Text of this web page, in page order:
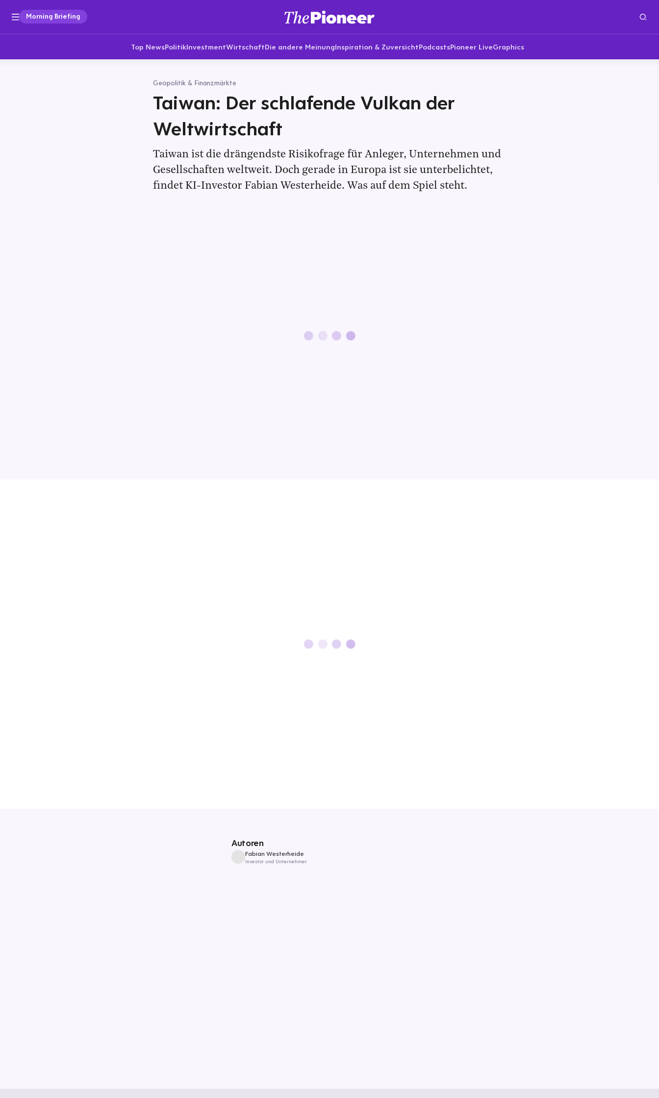
Morning Briefing
Top NewsPolitikInvestmentWirtschaftDie andere MeinungInspiration & ZuversichtPodcastsPioneer LiveGraphics
Geopolitik & Finanzmärkte
Taiwan: Der schlafende Vulkan der
Weltwirtschaft
Taiwan ist die drängendste Risikofrage für Anleger, Unternehmen und
Gesellschaften weltweit. Doch gerade in Europa ist sie unterbelichtet,
findet KI-Investor Fabian Westerheide. Was auf dem Spiel steht.
Autoren
Fabian Westerheide
Investor und Unternehmer